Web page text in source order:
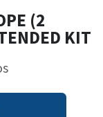
(2
KIT